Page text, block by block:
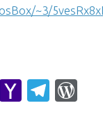
~3/
Yahoo